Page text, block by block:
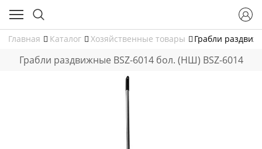
Главная Каталог Хозяйственные товары Грабли
Грабли раздвижные BSZ-6014 бол. (НШ) BSZ-6014